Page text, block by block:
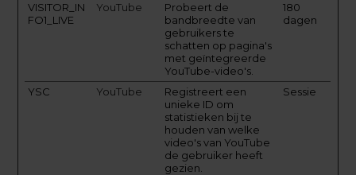
VISITOR_IN
FO1_LIVE
YouTube
Probeert de
bandbreedte van
gebruikers te
schatten op pagina's
met geïntegreerde
YouTube-video's.
180
dagen
YSC YouTube
Registreert een
unieke ID om
statistieken bij te
houden van welke
video's van YouTube
de gebruiker heeft
gezien.
Sessie